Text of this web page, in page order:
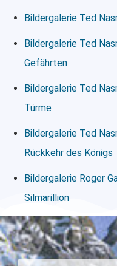
Bildergalerie Ted
Bildergalerie Ted
Gefährten
Bildergalerie Ted
Türme
Bildergalerie Ted
Rückkehr des Königs
Bildergalerie Roger
Silmarillion